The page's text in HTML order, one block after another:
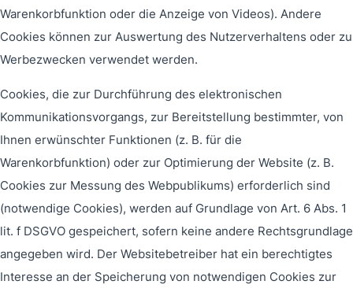
Warenkorbfunktion oder die Anzeige von Videos). Andere
Cookies können zur Auswertung des Nutzerverhaltens oder zu
Werbezwecken verwendet werden.
Cookies, die zur Durchführung des elektronischen
Kommunikationsvorgangs, zur Bereitstellung bestimmter, von
Ihnen erwünschter Funktionen (z. B. für die
Warenkorbfunktion) oder zur Optimierung der Website (z. B.
Cookies zur Messung des Webpublikums) erforderlich sind
(notwendige Cookies), werden auf Grundlage von Art. 6 Abs. 1
lit. f DSGVO gespeichert, sofern keine andere Rechtsgrundlage
angegeben wird. Der Websitebetreiber hat ein berechtigtes
Interesse an der Speicherung von notwendigen Cookies zur